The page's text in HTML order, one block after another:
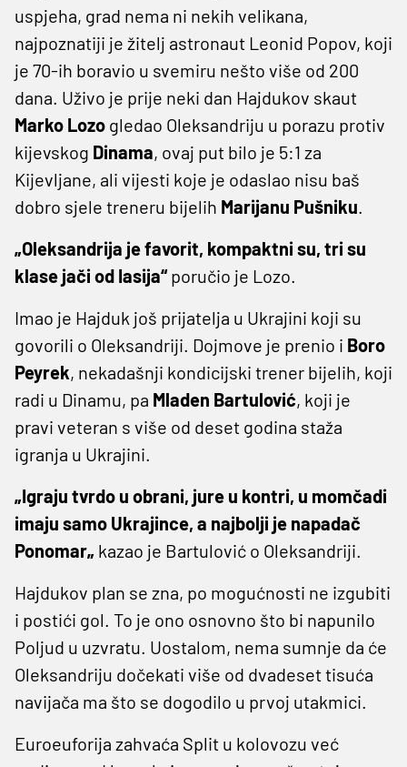
uspjeha, grad nema ni nekih velikana,
najpoznatiji je žitelj astronaut Leonid Popov, koji
je 70-ih boravio u svemiru nešto više od 200
dana. Uživo je prije neki dan Hajdukov skaut
Marko Lozo gledao Oleksandriju u porazu protiv
kijevskog Dinama, ovaj put bilo je 5:1 za
Kijevljane, ali vijesti koje je odaslao nisu baš
dobro sjele treneru bijelih Marijanu Pušniku.
„Oleksandrija je favorit, kompaktni su, tri su
klase jači od Iasija“poručio je Lozo.
Imao je Hajduk još prijatelja u Ukrajini koji su
govorili o Oleksandriji. Dojmove je prenio i Boro
Peyrek, nekadašnji kondicijski trener bijelih, koji
radi u Dinamu, pa Mladen Bartulović, koji je
pravi veteran s više od deset godina staža
igranja u Ukrajini.
„Igraju tvrdo u obrani, jure u kontri, u momčadi
imaju samo Ukrajince, a najbolji je napadač
Ponomar„ kazao je Bartulović o Oleksandriji.
Hajdukov plan se zna, po mogućnosti ne izgubiti
i postići gol. To je ono osnovno što bi napunilo
Poljud u uzvratu. Uostalom, nema sumnje da će
Oleksandriju dočekati više od dvadeset tisuća
navijača ma što se dogodilo u prvoj utakmici.
Euroeuforija zahvaća Split u kolovozu već